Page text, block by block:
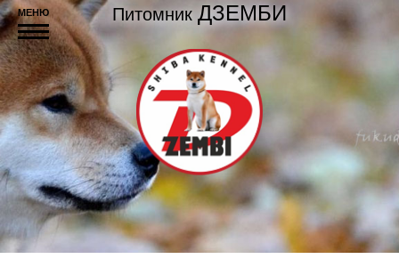
Питомник ДЗЕМБИ
МЕНЮ